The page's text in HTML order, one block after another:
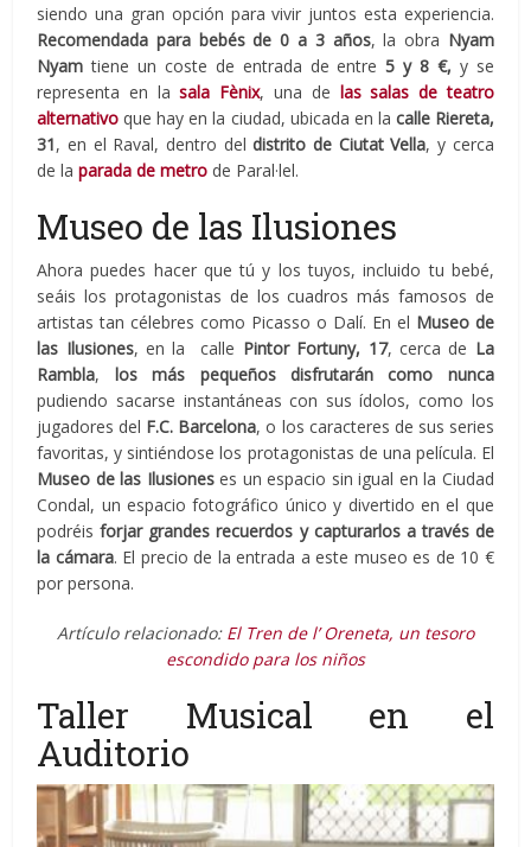
siendo una gran opción para vivir juntos esta experiencia.
Recomendada para bebés de 0 a 3 años, la obra Nyam
Nyam tiene un coste de entrada de entre 5 y 8 €, y se
representa en la sala Fènix, una de las salas de teatro
alternativo que hay en la ciudad, ubicada en la calle Riereta,
31, en el Raval, dentro del distrito de Ciutat Vella, y cerca
de la parada de metro de Paral·lel.
Museo de las Ilusiones
Ahora puedes hacer que tú y los tuyos, incluido tu bebé,
seáis los protagonistas de los cuadros más famosos de
artistas tan célebres como Picasso o Dalí. En el Museo de
las Ilusiones, en la calle Pintor Fortuny, 17, cerca de La
Rambla, los más pequeños disfrutarán como nunca
pudiendo sacarse instantáneas con sus ídolos, como los
jugadores del F.C. Barcelona, o los caracteres de sus series
favoritas, y sintiéndose los protagonistas de una película. El
Museo de las Ilusioneses un espacio sin igual en la Ciudad
Condal, un espacio fotográfico único y divertido en el que
podréis forjar grandes recuerdos y capturarlos a través de
la cámara. El precio de la entrada a este museo es de 10 €
por persona.
Artículo relacionado:El Tren de l’ Oreneta, un tesoro
escondido para los niños
Taller Musical en el
Auditorio